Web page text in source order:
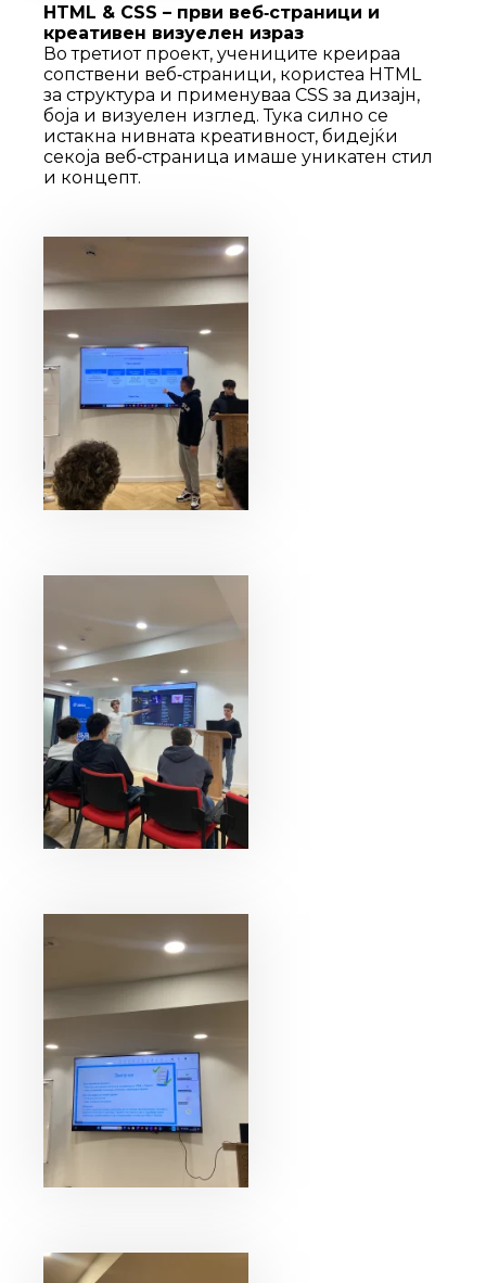
HTML & CSS – први веб‑страници и
креативен визуелен израз
Во третиот проект, учениците креираа
сопствени веб‑страници, користеа HTML
за структура и применуваа CSS за дизајн,
боја и визуелен изглед. Тука силно се
истакна нивната креативност, бидејќи
секоја веб‑страница имаше уникатен стил
и концепт.